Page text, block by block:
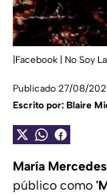
|Facebook | No Soy
Publicado 27/08/
Escrito por: Blaire
María
público como